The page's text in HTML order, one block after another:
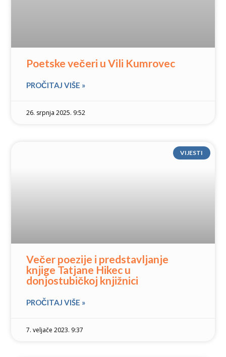
Poetske večeri u Vili Kumrovec
PROČITAJ VIŠE »
26. srpnja 2025. 9:52
VIJESTI
Večer poezije i predstavljanje
knjige Tatjane Hikec u
donjostubičkoj knjižnici
PROČITAJ VIŠE »
7. veljače 2023. 9:37